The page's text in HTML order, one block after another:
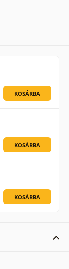
KOSÁRBA
KOSÁRBA
KOSÁRBA